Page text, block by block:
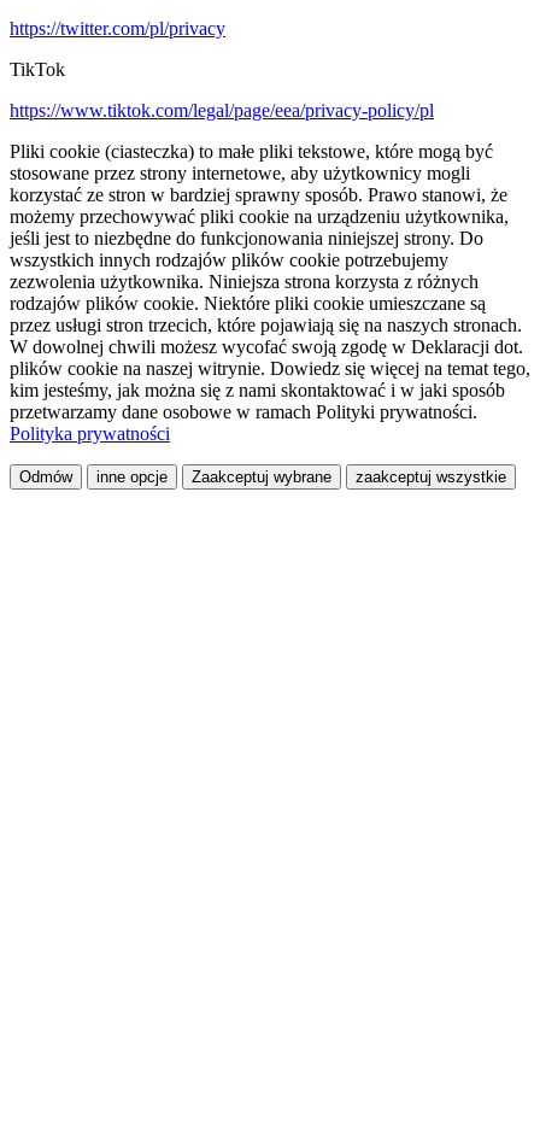
https://twitter.com/pl/privacy
TikTok
https://www.tiktok.com/legal/page/eea/privacy-policy/pl
Pliki cookie (ciasteczka) to małe pliki tekstowe, które mogą być
stosowane przez strony internetowe, aby użytkownicy mogli
korzystać ze stron w bardziej sprawny sposób. Prawo stanowi, że
możemy przechowywać pliki cookie na urządzeniu użytkownika,
jeśli jest to niezbędne do funkcjonowania niniejszej strony. Do
wszystkich innych rodzajów plików cookie potrzebujemy
zezwolenia użytkownika. Niniejsza strona korzysta z różnych
rodzajów plików cookie. Niektóre pliki cookie umieszczane są
przez usługi stron trzecich, które pojawiają się na naszych stronach.
W dowolnej chwili możesz wycofać swoją zgodę w Deklaracji dot.
plików cookie na naszej witrynie. Dowiedz się więcej na temat tego,
kim jesteśmy, jak można się z nami skontaktować i w jaki sposób
przetwarzamy dane osobowe w ramach Polityki prywatności.
Polityka prywatności
Odmów inne opcje Zaakceptuj wybrane zaakceptuj wszystkie